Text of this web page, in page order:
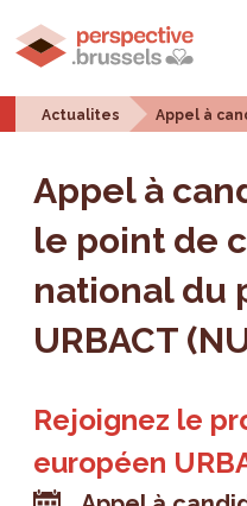
Actualites Appel à
Appel à
le point de
national du
URBACT
Rejoignez le
européen